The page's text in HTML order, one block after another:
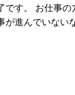
です。 お仕事の
が進んでいない